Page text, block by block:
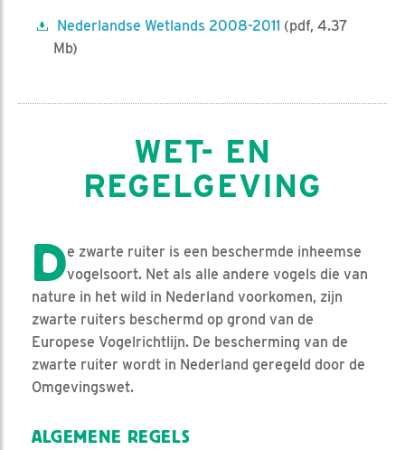
Nederlandse Wetlands 2008-2011 (pdf, 4.37
Mb)
WET- EN
REGELGEVING
De zwarte ruiter is een beschermde inheemse
vogelsoort. Net als alle andere vogels die van
nature in het wild in Nederland voorkomen, zijn
zwarte ruiters beschermd op grond van de
Europese Vogelrichtlijn. De bescherming van de
zwarte ruiter wordt in Nederland geregeld door de
Omgevingswet.
ALGEMENE REGELS